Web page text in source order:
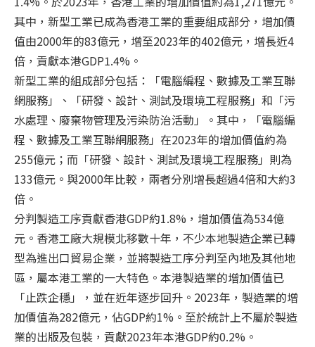
其中，新型工業已成為香港工業的重要組成部分，增加價
值由2000年的83億元，增至2023年的402億元，增長近4
倍，貢獻本港GDP1.4%。
新型工業的組成部分包括：「電腦編程、數據及工業互聯
網服務」、「研發、設計、測試及環境工程服務」和「污
水處理、廢棄物管理及污染防治活動」。其中，「電腦編
程、數據及工業互聯網服務」在2023年的增加價值約為
255億元；而「研發、設計、測試及環境工程服務」則為
133億元。與2000年比較，兩者分別增長超過4倍和大約3
倍。
分判製造工序貢獻香港GDP約1.8%，增加價值為534億
元。香港工廠大規模北移數十年，不少本地製造企業已轉
型為進出口貿易企業，並將製造工序分判至內地及其他地
區，屬本港工業的一大特色。本港製造業的增加價值已
「止跌企穩」，並在近年逐步回升。2023年，製造業的增
加價值為282億元，佔GDP約1%。至於統計上不屬於製造
業的出版及包裝，貢獻2023年本港GDP約0.2%。